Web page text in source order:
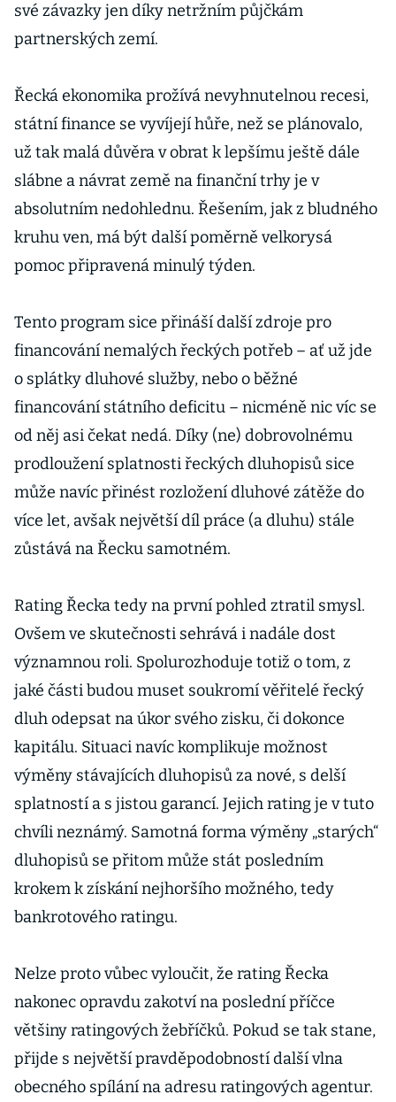
své závazky jen díky netržním půjčkám
partnerských zemí.
Řecká ekonomika prožívá nevyhnutelnou recesi,
státní finance se vyvíjejí hůře, než se plánovalo,
už tak malá důvěra v obrat k lepšímu ještě dále
slábne a návrat země na finanční trhy je v
absolutním nedohlednu. Řešením, jak z bludného
kruhu ven, má být další poměrně velkorysá
pomoc připravená minulý týden.
Tento program sice přináší další zdroje pro
financování nemalých řeckých potřeb – ať už jde
o splátky dluhové služby, nebo o běžné
financování státního deficitu – nicméně nic víc se
od něj asi čekat nedá. Díky (ne) dobrovolnému
prodloužení splatnosti řeckých dluhopisů sice
může navíc přinést rozložení dluhové zátěže do
více let, avšak největší díl práce (a dluhu) stále
zůstává na Řecku samotném.
Rating Řecka tedy na první pohled ztratil smysl.
Ovšem ve skutečnosti sehrává i nadále dost
významnou roli. Spolurozhoduje totiž o tom, z
jaké části budou muset soukromí věřitelé řecký
dluh odepsat na úkor svého zisku, či dokonce
kapitálu. Situaci navíc komplikuje možnost
výměny stávajících dluhopisů za nové, s delší
splatností a s jistou garancí. Jejich rating je v tuto
chvíli neznámý. Samotná forma výměny „starých“
dluhopisů se přitom může stát posledním
krokem k získání nejhoršího možného, tedy
bankrotového ratingu.
Nelze proto vůbec vyloučit, že rating Řecka
nakonec opravdu zakotví na poslední příčce
většiny ratingových žebříčků. Pokud se tak stane,
přijde s největší pravděpodobností další vlna
obecného spílání na adresu ratingových agentur.